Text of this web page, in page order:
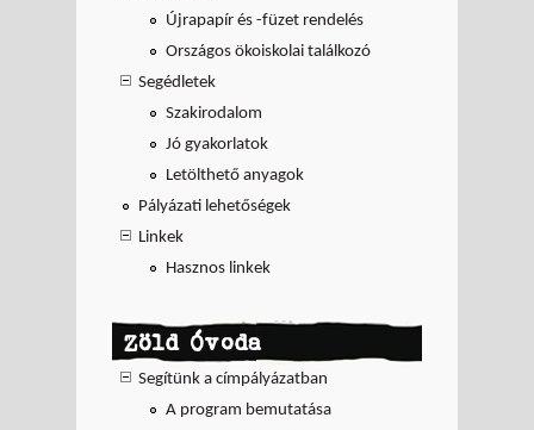
Újrapapír és -füzet rendelés
Országos ökoiskolai találkozó
Segédletek
Szakirodalom
Jó gyakorlatok
Letölthető anyagok
Pályázati lehetőségek
Linkek
Hasznos linkek
Zöld Óvoda
Segítünk a címpályázatban
A program bemutatása